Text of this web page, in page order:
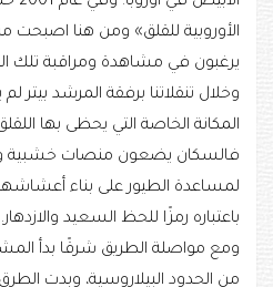
الأوروبية للقلق» ومن هنا اصبحت
يرغبون في مشاهدة ومراقبة تلك
وخلال تنقلاتنا برفقة المرشد
المكانة الخاصة التي يحظى بها
فالسكان يضعون منصات خشبية
لمساعدة الطيور على بناء أعشاشها،
باعتباره رمزًا للحظ السعيد والازدهار.
ومع مواصلة الطريق شرقًا بدأ المشهد
من الحدود البيلاروسية، وبدت الطرق